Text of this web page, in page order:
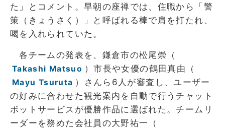
た」とコメント。早朝の座禅では、住職から「警
策（きょうさく）」と呼ばれる棒で肩を打たれ、
喝を入れられていた。
各チームの発表を、鎌倉市の松尾崇（
Takashi Matsuo ）市長や女優の鶴田真由（
Mayu Tsuruta ）さんら6人が審査し、ユーザー
の好みに合わせた観光案内を自動で行うチャット
ボットサービスが優勝作品に選ばれた。チームリ
ーダーを務めた会社員の大野祐一（